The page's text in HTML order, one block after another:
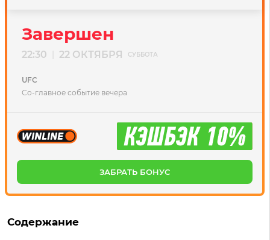
Завершен
22:30 22 ОКТЯБРЯ СУББОТА
UFC
Со-главное событие вечера
ЗАБРАТЬ БОНУС
Содержание